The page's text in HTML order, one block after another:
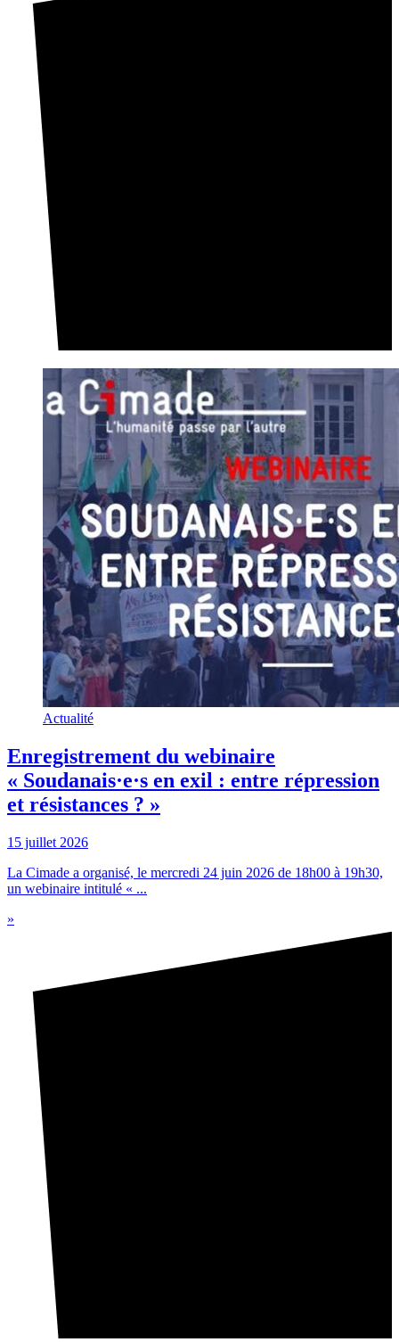
Actualité
Enregistrement du webinaire
« Soudanais·e·s en exil : entre répression
et résistances ? »
15 juillet 2026
La Cimade a organisé, le mercredi 24 juin 2026 de 18h00 à 19h30,
un webinaire intitulé « ...
»